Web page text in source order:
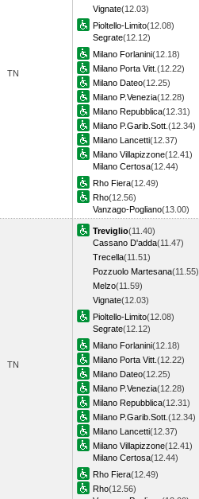
TN
Vignate(12.03)
Pioltello-Limito(12.08)
Segrate(12.12)
Milano Forlanini(12.18)
Milano Porta Vitt. (12.22)
Milano Dateo(12.25)
Milano P.Venezia(12.28)
Milano Repubblica(12.31)
Milano P.Garib.Sott. (12.34)
Milano Lancetti(12.37)
Milano Villapizzone(12.41)
Milano Certosa(12.44)
Rho Fiera(12.49)
Rho(12.56)
Vanzago-Pogliano(13.00)
TN
Treviglio(11.40)
Cassano D'adda(11.47)
Trecella(11.51)
Pozzuolo Martesana(11.55)
Melzo(11.59)
Vignate(12.03)
Pioltello-Limito(12.08)
Segrate(12.12)
Milano Forlanini(12.18)
Milano Porta Vitt. (12.22)
Milano Dateo(12.25)
Milano P.Venezia(12.28)
Milano Repubblica(12.31)
Milano P.Garib.Sott. (12.34)
Milano Lancetti(12.37)
Milano Villapizzone(12.41)
Milano Certosa(12.44)
Rho Fiera(12.49)
Rho(12.56)